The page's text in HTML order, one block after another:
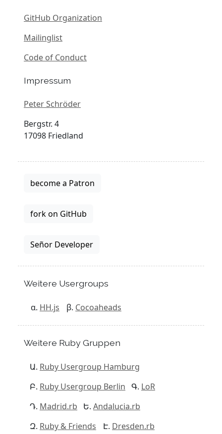
GitHub Organization
Mailinglist
Code of Conduct
Impressum
Peter Schröder
Bergstr. 4
17098 Friedland
become a Patron
fork on GitHub
Señor Developer
Weitere Usergroups
HH.js Cocoaheads
Weitere Ruby Gruppen
Ruby Usergroup Hamburg
Ruby Usergroup Berlin
LoR
Madrid.rb
Andalucia.rb
Ruby & Friends
Dresden.rb